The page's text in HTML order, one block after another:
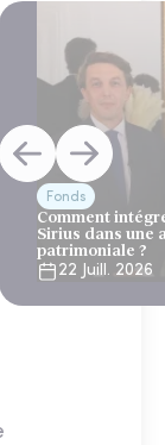
Fonds
Comment
Sirius dans une
patrimoniale ?
22 Juill. 2026